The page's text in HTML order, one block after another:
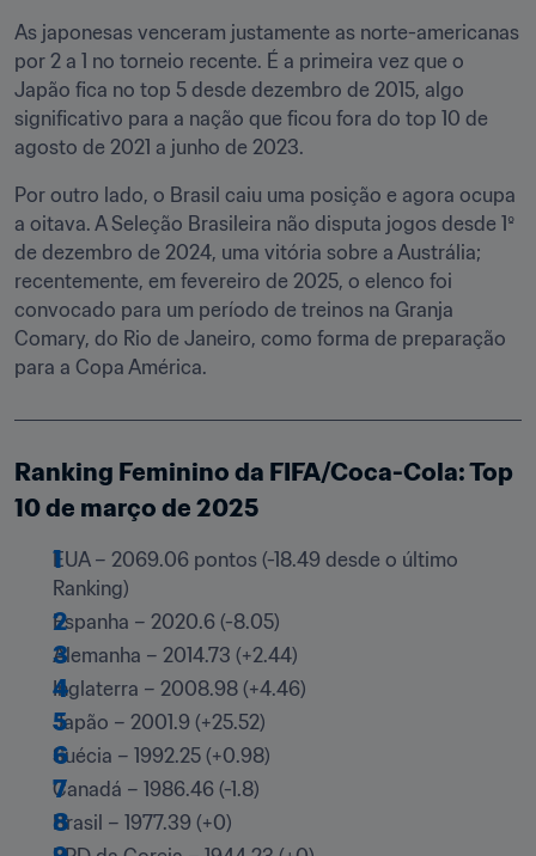
As japonesas venceram justamente as norte-americanas
por 2 a 1 no torneio recente. É a primeira vez que o
Japão fica no top 5 desde dezembro de 2015, algo
significativo para a nação que ficou fora do top 10 de
agosto de 2021 a junho de 2023.
Por outro lado, o Brasil caiu uma posição e agora ocupa
a oitava. A Seleção Brasileira não disputa jogos desde 1º
de dezembro de 2024, uma vitória sobre a Austrália;
recentemente, em fevereiro de 2025, o elenco foi
convocado para um período de treinos na Granja
Comary, do Rio de Janeiro, como forma de preparação
para a Copa América.
Ranking Feminino da FIFA/Coca-Cola: Top
10 de março de 2025
EUA – 2069.06 pontos (-18.49 desde o último
Ranking)
Espanha – 2020.6 (-8.05)
Alemanha – 2014.73 (+2.44)
Inglaterra – 2008.98 (+4.46)
Japão – 2001.9 (+25.52)
Suécia – 1992.25 (+0.98)
Canadá – 1986.46 (-1.8)
Brasil – 1977.39 (+0)